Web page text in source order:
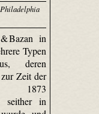
Bazan in
Typen
deren
Zeit der
1873
seither in